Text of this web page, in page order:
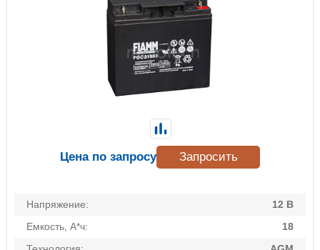
Напряжение:
12 В
Емкость, А*ч:
18
Цена по запросу Запросить